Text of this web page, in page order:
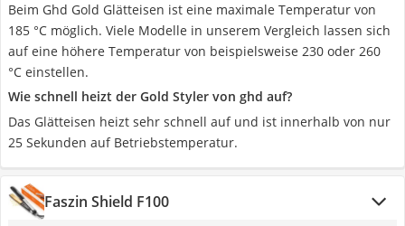
Beim Ghd Gold Glätteisen ist eine maximale Temperatur von
185 °C möglich. Viele Modelle in unserem Vergleich lassen sich
auf eine höhere Temperatur von beispielsweise 230 oder 260
°C einstellen.
Wie schnell heizt der Gold Styler von ghd auf?
Das Glätteisen heizt sehr schnell auf und ist innerhalb von nur
25 Sekunden auf Betriebstemperatur.
Faszin Shield F100